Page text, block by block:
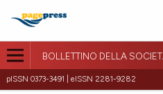
BOLLETTINO DELLA
pISSN 0373-3491 | eISSN 2281-9282